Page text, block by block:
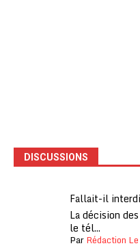
DISCUSSIONS
Fallait-il
La décision
le tél...
ParRédaction